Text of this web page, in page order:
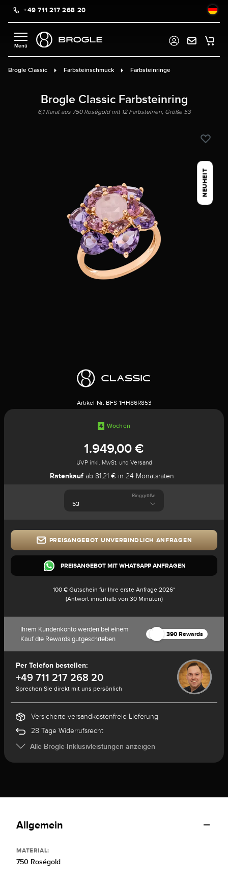
springen
+49 711 217 268 20
Brogle Classic Farbsteinschmuck Farbsteinringe
Brogle Classic Farbsteinring
6,1 Karat aus 750 Roségold mit 12 Farbsteinen, Größe 53
NEUHEIT
Artikel-Nr: BFS-1HH86R853
4 Wochen
1.949,00 €
UVP inkl. MwSt. und Versand
Ratenkauf ab 81,21 € in 24 Monatsraten
Ringgröße
PREISANGEBOT UNVERBINDLICH ANFRAGEN
PREISANGEBOT MIT WHATSAPP ANFRAGEN
100 € Gutschein für Ihre erste Anfrage 2026*
(Antwort innerhalb von 30 Minuten)
Ihrem Kundenkonto werden bei einem
Kauf die Rewards gutgeschrieben
390 Rewards
Per Telefon bestellen:
+49 711 217 268 20
Sprechen Sie direkt mit uns persönlich
Versicherte versandkostenfreie Lieferung
28 Tage Widerrufsrecht
Alle Brogle-Inklusivleistungen anzeigen
Allgemein
MATERIAL:
750 Roségold